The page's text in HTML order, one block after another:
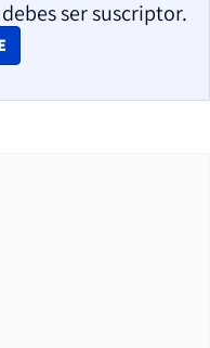
ser suscriptor.
WINDOW